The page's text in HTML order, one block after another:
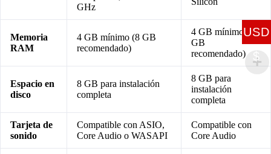
GHz
Memoria
RAM
4 GB mínimo (8 GB
recomendado)
4 GB mínimo (8
GB
recomendado)
Espacio en
disco
8 GB para instalación
completa
8 GB para
instalación
completa
Tarjeta de
sonido
Compatible con ASIO,
Core Audio o WASAPI
Compatible con
Core Audio
USD
$